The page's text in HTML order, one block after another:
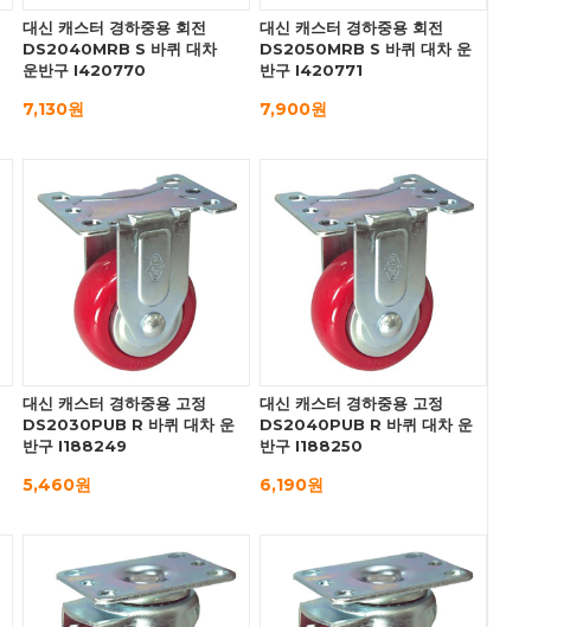
대신 캐스터 경하중용 회전
DS2040MRB S 바퀴 대차
운반구 I420770
7,130원
대신 캐스터 경하중용 회전
DS2050MRB S 바퀴 대차 운
반구 I420771
7,900원
대신 캐스터 경하중용 고정
DS2030PUB R 바퀴 대차 운
반구 I188249
5,460원
대신 캐스터 경하중용 고정
DS2040PUB R 바퀴 대차 운
반구 I188250
6,190원